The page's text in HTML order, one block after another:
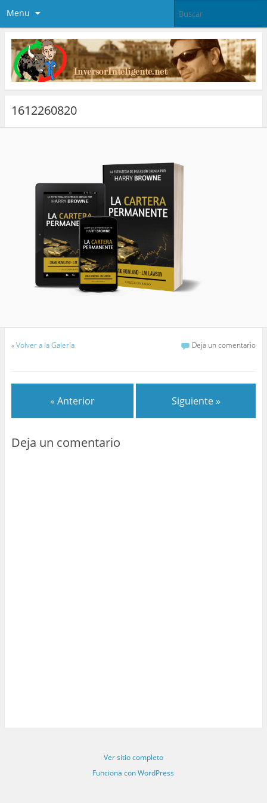
Menu
1612260820
«Volver a la Galería Deja un comentario
« Anterior Siguiente »
Deja un comentario
Ver sitio completo
Funciona con WordPress